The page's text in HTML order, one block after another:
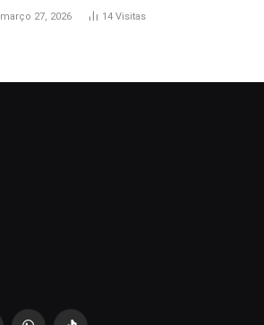
de folga na Semana Santa
março 27, 2026 14 Visitas